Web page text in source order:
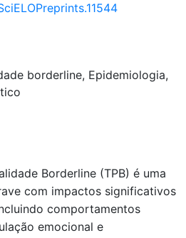
borderline, Epidemiologia,
Borderline (TPB) é uma
com impactos significativos
comportamentos
emocional e